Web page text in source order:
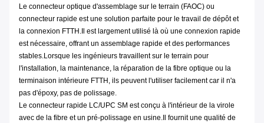
Le connecteur optique d'assemblage sur le terrain (FAOC) ou
connecteur rapide est une solution parfaite pour le travail de dépôt et
la connexion FTTH.Il est largement utilisé là où une connexion rapide
est nécessaire, offrant un assemblage rapide et des performances
stables.Lorsque les ingénieurs travaillent sur le terrain pour
l'installation, la maintenance, la réparation de la fibre optique ou la
terminaison intérieure FTTH, ils peuvent l'utiliser facilement car il n'a
pas d'époxy, pas de polissage.
Le connecteur rapide LC/UPC SM est conçu à l'intérieur de la virole
avec de la fibre et un pré-polissage en usine.Il fournit une qualité de